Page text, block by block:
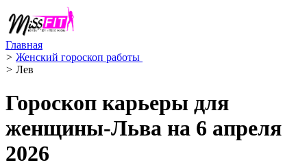
Главная
> Женский гороскоп работы ‍
> Лев ️
Гороскоп карьеры для
женщины-Льва на 6 апреля
2026